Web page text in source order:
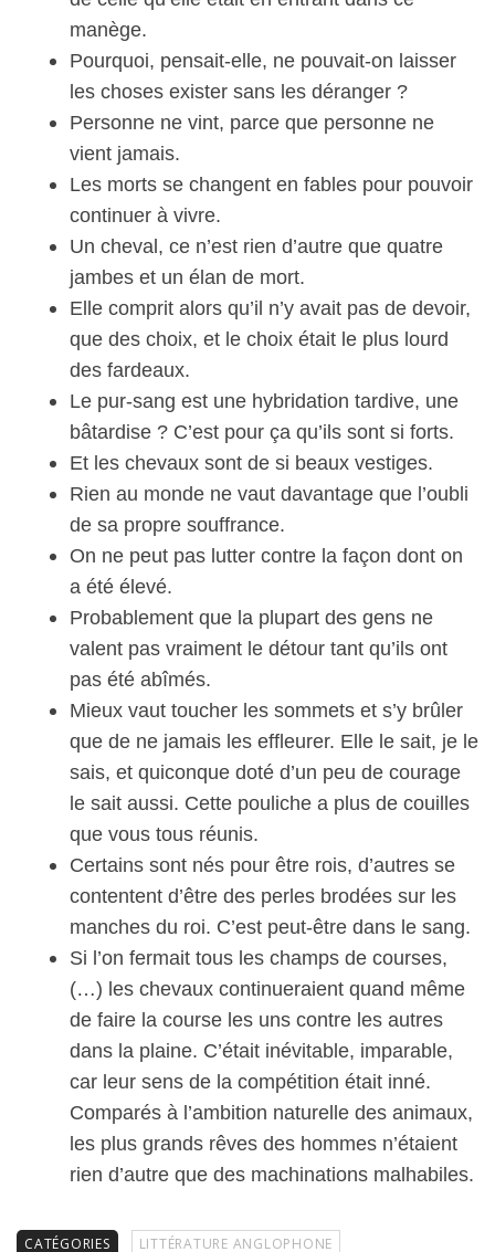
manège.
Pourquoi, pensait-elle, ne pouvait-on laisser
les choses exister sans les déranger ?
Personne ne vint, parce que personne ne
vient jamais.
Les morts se changent en fables pour pouvoir
continuer à vivre.
Un cheval, ce n’est rien d’autre que quatre
jambes et un élan de mort.
Elle comprit alors qu’il n’y avait pas de devoir,
que des choix, et le choix était le plus lourd
des fardeaux.
Le pur-sang est une hybridation tardive, une
bâtardise ? C’est pour ça qu’ils sont si forts.
Et les chevaux sont de si beaux vestiges.
Rien au monde ne vaut davantage que l’oubli
de sa propre souffrance.
On ne peut pas lutter contre la façon dont on
a été élevé.
Probablement que la plupart des gens ne
valent pas vraiment le détour tant qu’ils ont
pas été abîmés.
Mieux vaut toucher les sommets et s’y brûler
que de ne jamais les effleurer. Elle le sait, je le
sais, et quiconque doté d’un peu de courage
le sait aussi. Cette pouliche a plus de couilles
que vous tous réunis.
Certains sont nés pour être rois, d’autres se
contentent d’être des perles brodées sur les
manches du roi. C’est peut-être dans le sang.
Si l’on fermait tous les champs de courses,
(…) les chevaux continueraient quand même
de faire la course les uns contre les autres
dans la plaine. C’était inévitable, imparable,
car leur sens de la compétition était inné.
Comparés à l’ambition naturelle des animaux,
les plus grands rêves des hommes n’étaient
rien d’autre que des machinations malhabiles.
CATÉGORIES LITTÉRATURE ANGLOPHONE